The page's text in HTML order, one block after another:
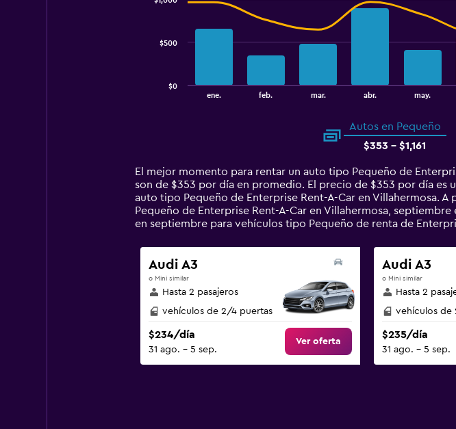
14
categories.
The
chart
has
Y
axis
displaying
values.
Range:
0
1500.
ene. feb. mar. abr. may.
$0
$500
Autos en Pequeño
$353 - $1,161
El mejor momento para rentar un auto tipo Pequeño de
son de $353 por día en promedio. El precio de $353 por día es
auto tipo Pequeño de Enterprise Rent-A-Car en Villahermosa.
Pequeño de Enterprise Rent-A-Car en Villahermosa,
en septiembre para vehículos tipo Pequeño de renta de
Audi A3
o Mini similar
Hasta 2 pasajeros
vehículos de 2/4 puertas
$234/día
31 ago. - 5 sep.
Ver oferta
Audi A3
o Mini similar
Hasta 2
vehículos de
$235/día
31 ago. - 5 sep.